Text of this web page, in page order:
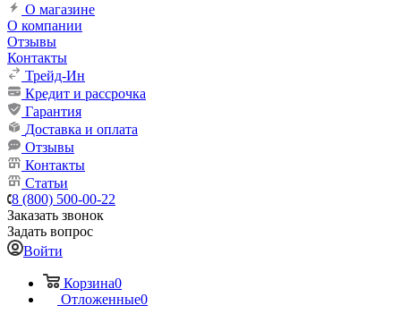
О магазине
О компании
Отзывы
Контакты
Трейд-Ин
Кредит и рассрочка
Гарантия
Доставка и оплата
Отзывы
Контакты
Статьи
8 (800) 500-00-22
Заказать звонок
Задать вопрос
Войти
Корзина0
Отложенные0